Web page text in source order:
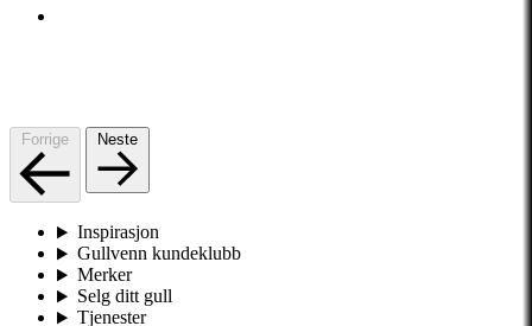
Forrige Neste
Inspirasjon
Gullvenn kundeklubb
Merker
Selg ditt gull
Tjenester